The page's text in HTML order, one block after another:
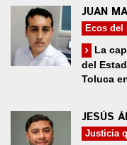
JUAN
Ecos del
La
del
Toluca
JESÚS
Justicia